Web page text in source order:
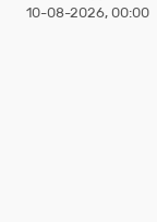
10-08-2026, 00:00